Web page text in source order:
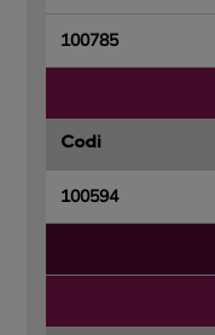
100785
Codi
100594